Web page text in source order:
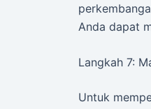
Anda dapat
Langkah 7:
Untuk